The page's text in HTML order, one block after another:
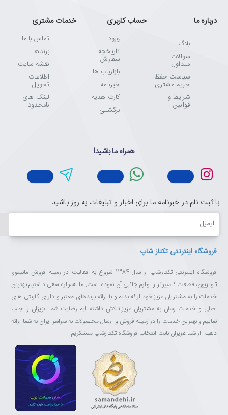
درباره ما
بلاگ
سوالات
متداول
سیاست حفظ
حریم مشتری
شرایط و
قوانین
حساب کاربری
ورود
تاریخچه
سفارش
بازاریاب ها
خبرنامه
کارت هدیه
برگشتی
خدمات مشتری
تماس با ما
برندها
نقشه سایت
اطلاعات
تحویل
لینک های
نامحدود
همراه ما باشید!
با ثبت نام در خبرنامه ما برای اخبار و تبلیغات به روز باشید
ایمیل
فروشگاه اینترنتی تکتاز شاپ
فروشگاه اینترنتی تکتازشاپ از سال 1384 شروع به فعالیت در زمینه فروش مانیتور،
تلویزیون، قطعات کامپیوتر و لوازم جانبی آن نموده است. ما همواره سعی داشتیم بهترین
خدمات را به مشتریان عزیز خود ارائه بدیم و با ارائه برندهای معتبر و دارای گارنتی های
اصلی و خدمات رسان به مشتریان عزیز تلاش داشته ایم رضایت شما عزیزان را جلب
نماییم و بهترین خدمات را در زمینه فروش و ارسال محصولات به سراسر ایران به شما ارائه
دهیم. از شما عزیزان بابت انتخاب فروشگاه تکتازشاپ متشکریم.